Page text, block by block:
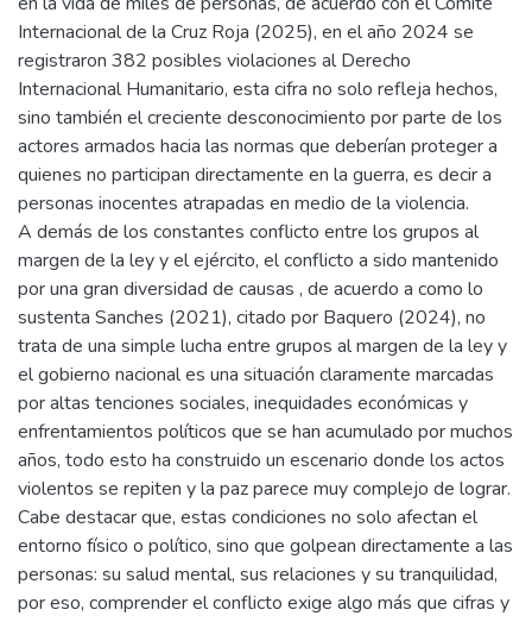
Internacional de la Cruz Roja (2025), en el año 2024 se
registraron 382 posibles violaciones al Derecho
Internacional Humanitario, esta cifra no solo refleja hechos,
sino también el creciente desconocimiento por parte de los
actores armados hacia las normas que deberían proteger a
quienes no participan directamente en la guerra, es decir a
personas inocentes atrapadas en medio de la violencia.
A demás de los constantes conflicto entre los grupos al
margen de la ley y el ejército, el conflicto a sido mantenido
por una gran diversidad de causas , de acuerdo a como lo
sustenta Sanches (2021), citado por Baquero (2024), no
trata de una simple lucha entre grupos al margen de la ley y
el gobierno nacional es una situación claramente marcadas
por altas tenciones sociales, inequidades económicas y
enfrentamientos políticos que se han acumulado por muchos
años, todo esto ha construido un escenario donde los actos
violentos se repiten y la paz parece muy complejo de lograr.
Cabe destacar que, estas condiciones no solo afectan el
entorno físico o político, sino que golpean directamente a las
personas: su salud mental, sus relaciones y su tranquilidad,
por eso, comprender el conflicto exige algo más que cifras y